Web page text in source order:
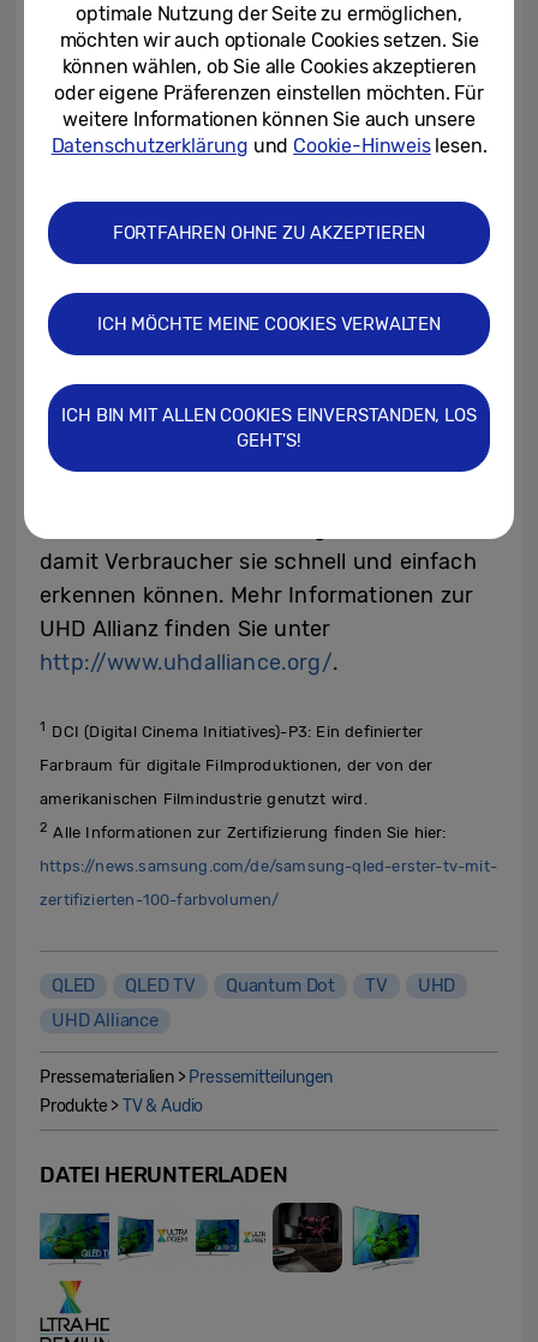
Spitzenhelligkeiten von bis zu 2.000 Nits
ohne Verblassen wiedergeben und
übertreffen damit sogar die strengen
Vorgaben der UHD Allianz.
aus mehr als 50 Mitgliederfirmen, darunter
führende Filmstudios,
Unterhaltungselektronikhersteller und
Content-Anbieter. Die UHDA wurde
gegründet, um das Ultra HD-Ökosystem
und die Vorteile der Ultra HD-Technologie zu
fördern. Die Allianz möchte Verbrauchern
ein umfassendes, hochqualitatives UHD-
damit Verbraucher sie schnell und einfach
erkennen können. Mehr Informationen zur
UHD Allianz finden Sie unter
http://www.uhdalliance.org/.
1 DCI (Digital Cinema Initiatives)-P3: Ein definierter
Farbraum für digitale Filmproduktionen, der von der
amerikanischen Filmindustrie genutzt wird.
2 Alle Informationen zur Zertifizierung finden Sie hier:
https://news.samsung.com/de/samsung-qled-erster-tv-mit-
zertifizierten-100-farbvolumen/
QLED QLED TV Quantum Dot TV
UHD
UHD Alliance
Pressematerialien > Pressemitteilungen
Produkte >TV & Audio
DATEI HERUNTERLADEN
optimale Nutzung der Seite zu ermöglichen,
möchten wir auch optionale Cookies setzen. Sie
können wählen, ob Sie alle Cookies akzeptieren
oder eigene Präferenzen einstellen möchten. Für
weitere Informationen können Sie auch unsere
Datenschutzerklärung und Cookie-Hinweislesen.
FORTFAHREN OHNE ZU AKZEPTIEREN
ICH MÖCHTE MEINE COOKIES VERWALTEN
ICH BIN MIT ALLEN COOKIES EINVERSTANDEN, LOS
GEHT'S!